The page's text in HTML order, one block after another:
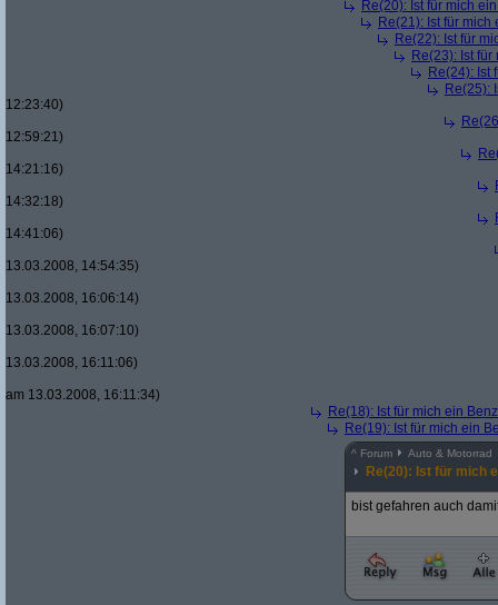
Re(20): Ist für mich
Re(21): Ist für
Re(22): Ist für
Re(23): Ist
Re(24): Ist
Re(25):
12:23:40)
12:59:21)
14:21:16)
14:32:18)
14:41:06)
13.03.2008, 14:54:35)
13.03.2008, 16:06:14)
13.03.2008, 16:07:10)
13.03.2008, 16:11:06)
am 13.03.2008, 16:11:34)
Re(18): Ist für mich ein
Re(19): Ist für mich ein
^ Forum Auto & Motorrad
Re(20): Ist für mich
bist gefahren auch